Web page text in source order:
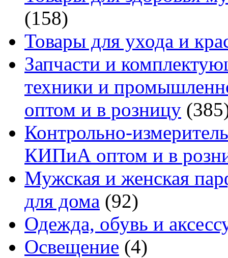
(158)
Товары для ухода и
Запчасти и
техники и
оптом и в розницу
Контрольно-
КИПиА оптом и в
Мужская и женская
для дома (92)
Одежда, обувь и
Освещение (4)